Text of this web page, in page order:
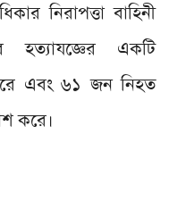
নিরাপত্তা বাহিনী
হত্যাযজ্ঞের একটি
এবং ৬১ জন নিহত
করে।